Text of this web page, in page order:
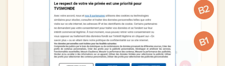
B2
B1